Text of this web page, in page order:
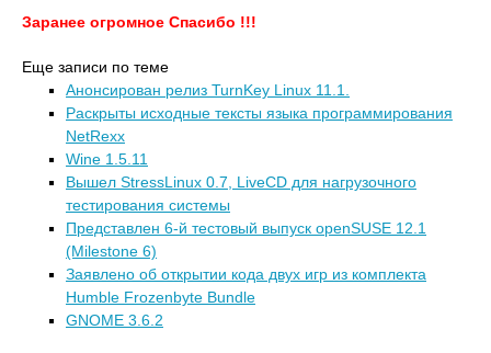
Заранее огромное Спасибо !!!
Еще записи по теме
Анонсирован релиз TurnKey Linux 11.1.
Раскрыты исходные тексты языка программирования
NetRexx
Wine 1.5.11
Вышел StressLinux 0.7, LiveCD для нагрузочного
тестирования системы
Представлен 6-й тестовый выпуск openSUSE 12.1
(Milestone 6)
Заявлено об открытии кода двух игр из комплекта
Humble Frozenbyte Bundle
GNOME 3.6.2